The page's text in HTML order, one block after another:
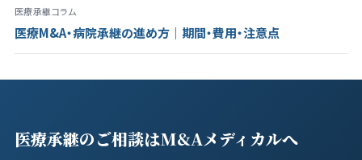
医療承継コラム
医療M&A・病院承継の進め方｜期間・費用・注意点
医療承継のご相談はM&Aメディカルへ